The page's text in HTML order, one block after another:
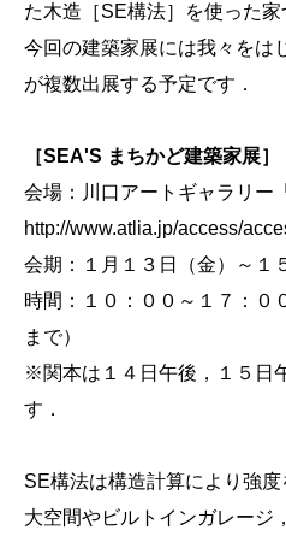
た木造［SE構法］を使った家
今回の建築家展には我々をは
が複数出展する予定です．
［SEA'S まちかど建築家展
会場：川口アートギャラリー
http://www.atlia.jp/access/
会期：１月１３日（金）～１
時間：１０：００～１７：
まで）
※関本は１４日午後，１５日
す．
SE構法は構造計算により強
大空間やビルトインガレージ